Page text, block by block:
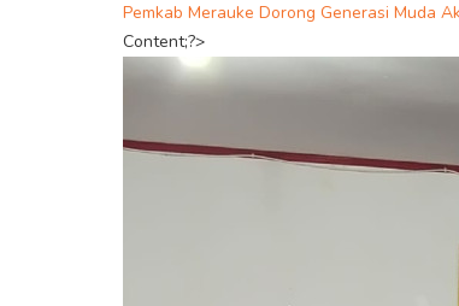
Pemkab Merauke Dorong Generasi Muda
Content;?>